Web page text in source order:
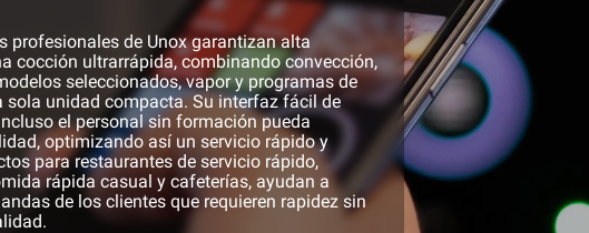
profesionales de Unox garantizan alta
cocción ultrarrápida, combinando convección,
seleccionados, vapor y programas de
sola unidad compacta. Su interfaz fácil de
el personal sin formación pueda
optimizando así un servicio rápido y
para restaurantes de servicio rápido,
rápida casual y cafeterías, ayudan a
de los clientes que requieren rapidez sin